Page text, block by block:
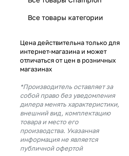
Все товары категории
Цена действительна только для
интернет-магазина и может
отличаться от цен в розничных
магазинах
*Производитель оставляет за
собой право без уведомления
дилера менять характеристики,
внешний вид, комплектацию
товара и место его
производства. Указанная
информация не является
публичной офертой
% будут
с вашей карты